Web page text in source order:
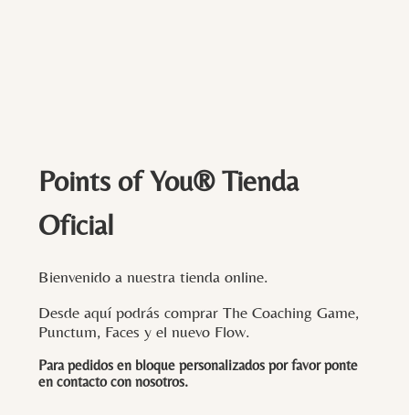
Points of You® Tienda
Oficial
Bienvenido a nuestra tienda online.
Desde aquí podrás comprar The Coaching Game,
Punctum, Faces y el nuevo Flow.
Para pedidos en bloque personalizados por favor ponte
en contacto con nosotros.